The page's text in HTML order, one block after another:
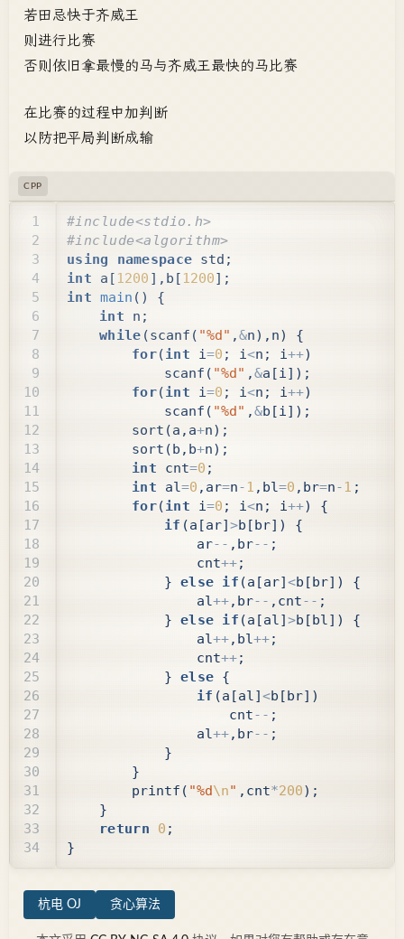
若田忌快于齐威王
则进行比赛
否则依旧拿最慢的马与齐威王最快的马比赛
在比赛的过程中加判断
以防把平局判断成输
CPP
14
24
34
using
namespace std ;
int
a [1200 ], b [ 1200];
int main ()
{
int
n ;
while (scanf ( "%d" ,&n), n)
{
for(int i=0 ; i<n ; i++)
scanf ( "%d" ,&a [i]);
for(int i=0 ; i<n ; i++)
scanf ( "%d" ,&b [i]);
sort (a , a+n);
sort (b , b+n);
int
cnt=0 ;
int
al=0 , ar=n-1 , bl=0 , br=n-1 ;
for(int i=0 ; i<n ; i++)
{
if (a [ar]>b [br])
{
ar-- , br-- ;
cnt++;
} else if (a [ar]<b [br])
{
al++, br-- , cnt-- ;
} else if (a [al]>b [bl])
{
al++, bl++;
cnt++;
} else {
if (a [al]<b [br])
cnt-- ;
al++, br-- ;
}
}
printf ( "%d\n" , cnt*200);
}
return
0 ;
}
杭电 OJ 贪心算法